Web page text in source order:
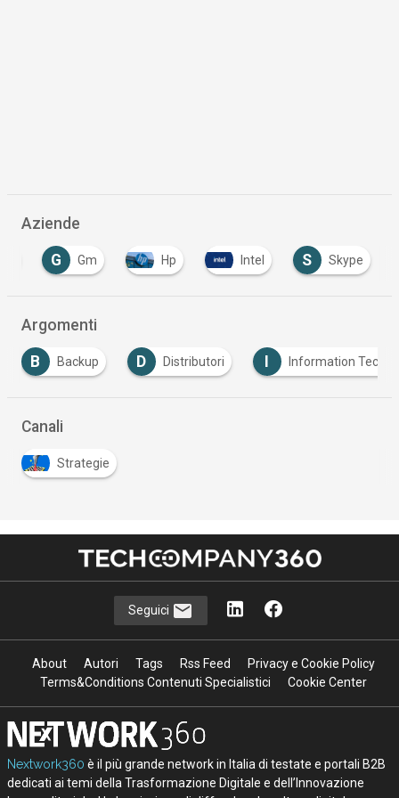
Aziende
G Gm Hp Intel S Skype
Argomenti
B Backup D Distributori Information
Canali
Strategie
Seguici
About Autori Tags Rss Feed
Privacy e Cookie Policy
Terms&Conditions Contenuti Specialistici
Cookie Center
Nextwork360 è il più grande network in Italia di testate e portali B2B
dedicati ai temi della Trasformazione Digitale e dell’Innovazione